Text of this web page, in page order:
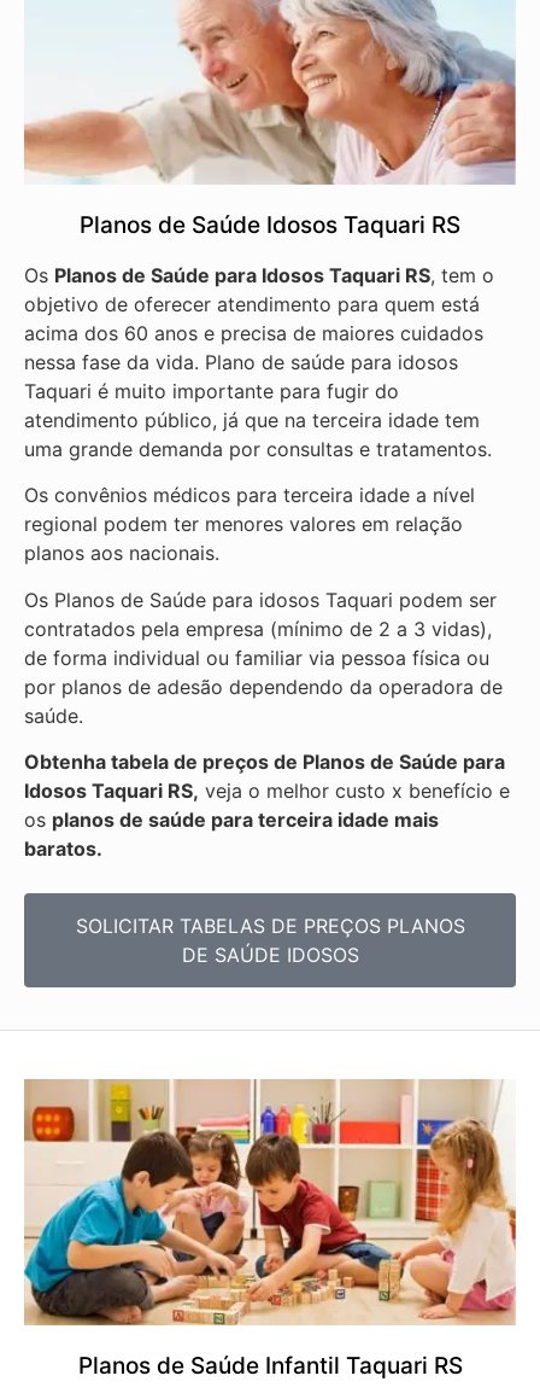
Planos de Saúde Idosos Taquari RS
Os Planos de Saúde para Idosos Taquari RS, tem o
objetivo de oferecer atendimento para quem está
acima dos 60 anos e precisa de maiores cuidados
nessa fase da vida. Plano de saúde para idosos
Taquari é muito importante para fugir do
atendimento público, já que na terceira idade tem
uma grande demanda por consultas e tratamentos.
Os convênios médicos para terceira idade a nível
regional podem ter menores valores em relação
planos aos nacionais.
Os Planos de Saúde para idosos Taquari podem ser
contratados pela empresa (mínimo de 2 a 3 vidas),
de forma individual ou familiar via pessoa física ou
por planos de adesão dependendo da operadora de
saúde.
Obtenha tabela de preços de Planos de Saúde para
Idosos Taquari RS, veja o melhor custo x benefício e
os planos de saúde para terceira idade mais
baratos.
SOLICITAR TABELAS DE PREÇOS PLANOS
DE SAÚDE IDOSOS
Planos de Saúde Infantil Taquari RS